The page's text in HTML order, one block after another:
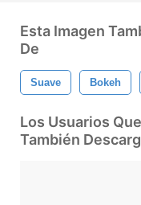
Esta Imagen
De
Suave Bokeh
Los Usuarios
También